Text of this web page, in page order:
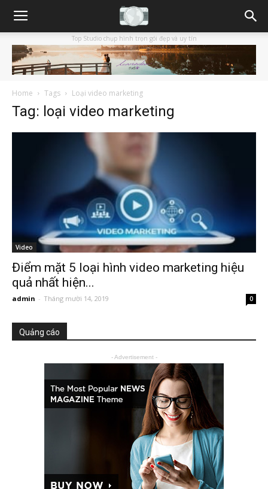
Top Studio chụp hình trọn gói đẹp và uy tín
Home Tags Loại video marketing
Tag: loại video marketing
Video
Điểm mặt 5 loại hình video marketing hiệu
quả nhất hiện...
admin - Tháng mười 14, 2019 0
Quảng cáo
- Advertisement -